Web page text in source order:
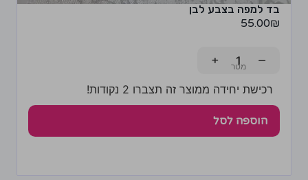
בד למפה בצבע לבן
55.00₪
−
+
רכישת יחידה ממוצר זה תצברו 2 נקודות!
הוספה לסל